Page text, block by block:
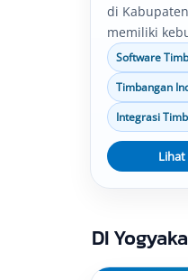
di
memiliki
untuk pabrik,
quality
distribusi.
industri,
platform
integrasi
Software
Timbangan
Integrasi
Lihat
DI